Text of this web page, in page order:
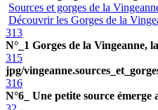
Sources et gorges de la
Découvrir les Gorges de la
313
N°_1 Gorges de la Vingeanne,
315
jpg/
316
N°6_ Une petite source émerge